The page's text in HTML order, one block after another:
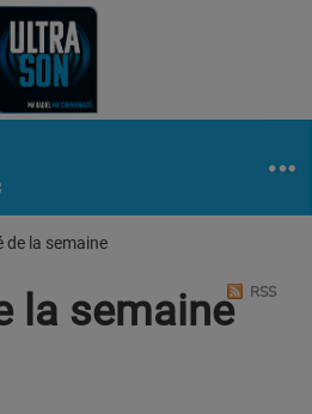
de la semaine
la semaine RSS